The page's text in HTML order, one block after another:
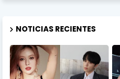
NOTICIAS RECIENTES